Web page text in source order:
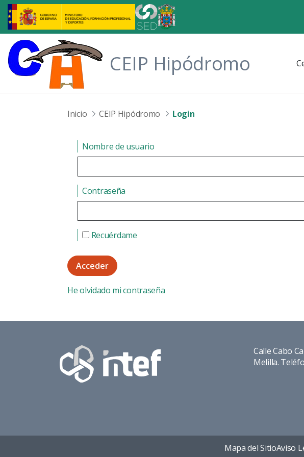
Saltar al contenido principal
CEIP Hipódromo
Inicio CEIP Hipódromo Login
Login
Nombre de usuario
Contraseña
Recuérdame
Acceder
He olvidado mi contraseña
Calle Cabo
Melilla.
Mapa del SitioAviso